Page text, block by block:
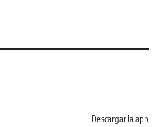
Descargar la app